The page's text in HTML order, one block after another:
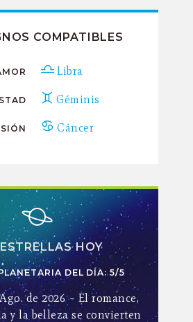
COMPATIBLES
Libra
Géminis
Cáncer
HOY
DEL DÍA: 5/5
de 2026 – El romance,
y la belleza se convierten